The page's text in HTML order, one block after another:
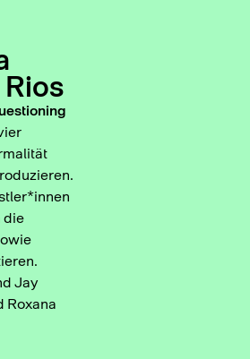
Rios
die
Jay
Roxana